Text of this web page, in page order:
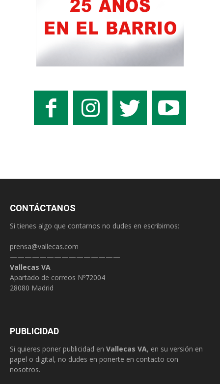
CONTÁCTANOS
Si tienes algo que contarnos no dudes en escribirnos:
prensa@vallecas.com
———————————————
Vallecas VA
Apartado de correos Nº72004
28080 Madrid
PUBLICIDAD
Si quieres poner publicidad en Vallecas VA, en su versión en
papel o digital, no dudes en ponerte en contacto con
nosotros.